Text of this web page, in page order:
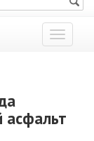
Показать
меню
асфальт